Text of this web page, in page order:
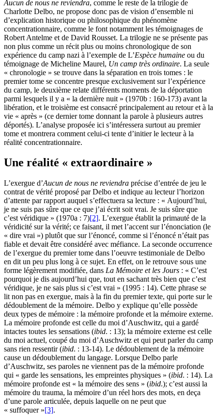
Aucun de nous ne reviendra, comme le reste de la trilogie de
Charlotte Delbo, ne propose donc pas de vision d’ensemble ni
d’explication historique ou philosophique du phénomène
concentrationnaire, comme le font notamment les témoignages de
Robert Antelme et de David Rousset. La trilogie ne se présente pas
non plus comme un récit plus ou moins chronologique de son
expérience du camp nazi à l’exemple de L’Espèce humaine ou du
témoignage de Micheline Maurel, Un camp très ordinaire. La seule
« chronologie » se trouve dans la séparation en trois tomes : le
premier tome se concentre presque exclusivement sur l’expérience
du camp, le deuxième relate différents moments de la déportation
parmi lesquels il y a « la dernière nuit » (1970b : 160-173) avant la
libération, et le troisième est consacré principalement au retour et à la
vie « après » (ce dernier tome donnant la parole à plusieurs autres
déportés). L’analyse proposée ici s’intéressera surtout au premier
tome et montrera comment celui-ci tente d’initier le lecteur à la
réalité concentrationnaire.
Une réalité « extraordinaire »
L’exergue d’Aucun de nous ne reviendra précise d’entrée de jeu le
contrat de vérité proposé par Delbo et indique au lecteur l’horizon
d’attente par rapport auquel s’effectuera sa lecture : « Aujourd’hui,
je ne suis pas sûre que ce que j’ai écrit soit vrai. Je suis sûre que
c’est véridique » (1970a : 7)[2]. L’exergue établit la primauté de la
véridicité sur la vérité; ce faisant, il met l’accent sur l’énonciation (le
« dire vrai ») plutôt que sur l’énoncé, comme si l’énoncé n’était pas
fiable et devait être considéré avec méfiance. La seconde occurrence
de l’exergue du premier tome dans l’oeuvre testimoniale de Delbo
en dit un peu plus long à ce sujet. En effet, on le retrouve sous une
forme légèrement modifiée, dans La Mémoire et les Jours : « C’est
pourquoi je dis aujourd’hui que, tout en sachant très bien que c’est
véridique, je ne sais plus si c’est vrai » (1995 : 14). Cette phrase se
lit non pas en exergue, mais à la fin du premier texte, qui porte sur le
dédoublement de la mémoire. Delbo y explique qu’elle possède
deux types de mémoire : la mémoire profonde et la mémoire externe.
La mémoire profonde est celle du moi d’Auschwitz, qui a gardé
intactes toutes les sensations (ibid. : 13); la mémoire externe est celle
du moi actuel, coupé du moi d’Auschwitz et qui peut parler du camp
sans rien ressentir (ibid. : 13-14). Le dédoublement de la mémoire
cause un dédoublement du langage. Lorsque Delbo parle
d’Auschwitz, ses paroles ne viennent pas de la mémoire profonde
qui « garde les sensations, les empreintes physiques » (ibid. : 14). La
mémoire profonde est « la mémoire des sens » (ibid.); c’est aussi la
mémoire du trauma, la mémoire d’un réel hors des mots, en deça
d’une parole articulée, depuis laquelle on ne peut que
« suffoquer »[3].